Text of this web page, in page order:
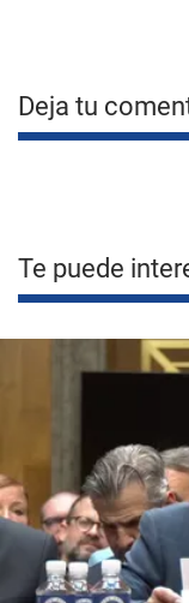
Deja tu
Te puede